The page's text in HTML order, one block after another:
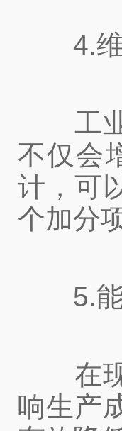
4.维
工业
不仅会
计，可
个加分
5.能
在现
响生产